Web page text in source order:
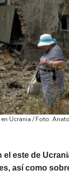
Ucrania / Foto:
este de
así como